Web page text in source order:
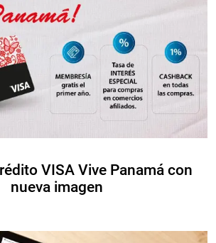
VISA Vive Panamá con
nueva imagen